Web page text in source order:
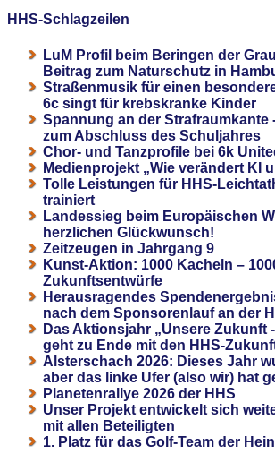
HHS-Schlagzeilen
LuM Profil beim Beringen der
Beitrag zum Naturschutz in
Straßenmusik für einen
6c singt für krebskranke Kinder
Spannung an der Strafraumkante
zum Abschluss des Schuljahres
Chor- und Tanzprofile bei 6k
Medienprojekt „Wie verändert KI
Tolle Leistungen für HHS-
trainiert
Landessieg beim Europäischen
herzlichen Glückwunsch!
Zeitzeugen in Jahrgang 9
Kunst-Aktion: 1000 Kacheln –
Zukunftsentwürfe
Herausragendes
nach dem Sponsorenlauf an der
Das Aktionsjahr „Unsere Zukunft
geht zu Ende mit den HHS-
Alsterschach 2026: Dieses Jahr
aber das linke Ufer (also wir) hat
Planetenrallye 2026 der HHS
Unser Projekt entwickelt sich
mit allen Beteiligten
1. Platz für das Golf-Team der